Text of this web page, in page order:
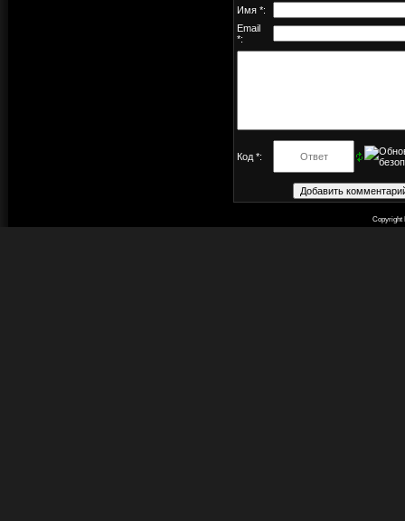
Имя *:
Email
*:
Код *:
Copyright